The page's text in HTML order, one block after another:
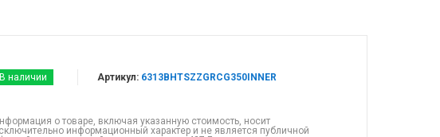
В наличии Артикул: 6313BHTSZZGRCG350INNER
о товаре, включая указанную стоимость, носит
информационный характер и не является публичной